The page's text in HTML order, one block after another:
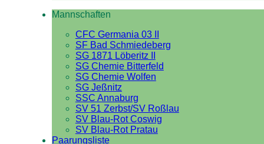
Mannschaften
CFC Germania 03 II
SF Bad Schmiedeberg
SG 1871 Löberitz II
SG Chemie Bitterfeld
SG Chemie Wolfen
SG Jeßnitz
SSC Annaburg
SV 51 Zerbst/SV Roßlau
SV Blau-Rot Coswig
SV Blau-Rot Pratau
Paarungsliste